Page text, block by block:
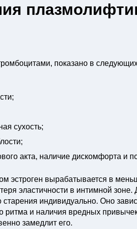
показано в
сухость;
акта, наличие дискомфорта и
эстроген вырабатывается в
эластичности в интимной зоне.
индивидуально. Оно
ритма и наличия вредных
замедлит его.